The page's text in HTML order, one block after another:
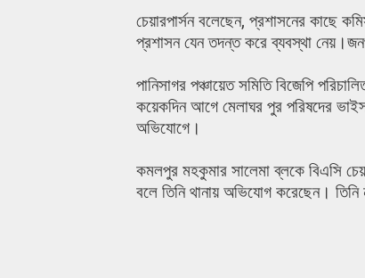
চেয়ারপার্সন বলেছেন, প্রশাসনের কাছে
প্রশাসন যেন তদন্ত করে ব্যবস্থা
পানিসাগর পঞ্চায়েত সমিতি বিজেপি
কয়েকদিন আগে মেলাঘর পুর পরিষদের
অভিযোগে।
কমলপুর মহকুমার সালেমা ব্লকে বিএসি
বলে তিনি থানায় অভিযোগ করেছেন।